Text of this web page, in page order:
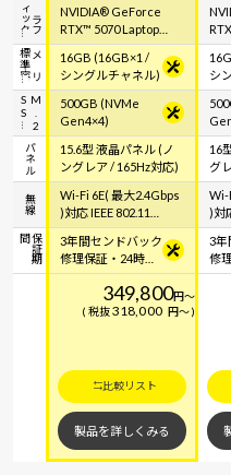
グ
ラ
フ
ィ
ッ
ク
メ
モ
リ
標
準
容
M
.
2
S
S
パネル
無線
保
証
期
間
NVIDIA® GeForce
RTX™ 5070 Laptop
GPU
16GB (16GB×1 /
シングルチャネル)
500GB (NVMe
Gen4×4)
15.6型 液晶パネル (ノ
ングレア / 165Hz対応)
Wi-Fi 6E( 最大2.4Gbps
)対応 IEEE 802.11
ax/ac/a/b/g/n準拠 ＋
Bluetooth 5内蔵
3年間センドバック
修理保証・24時間
×365日電話サポー
349,800円～
税抜 318,000 円～
比較リスト
製品を詳しくみる
シ
16
グ
ス
Wi-
)対
ax/
3年
修